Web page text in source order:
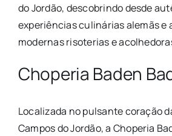
do Jordão, descobrindo desde
experiências culinárias alemãs e
modernas risoterias e
Choperia Baden
Localizada no pulsante coração
Campos do Jordão, a Choperia